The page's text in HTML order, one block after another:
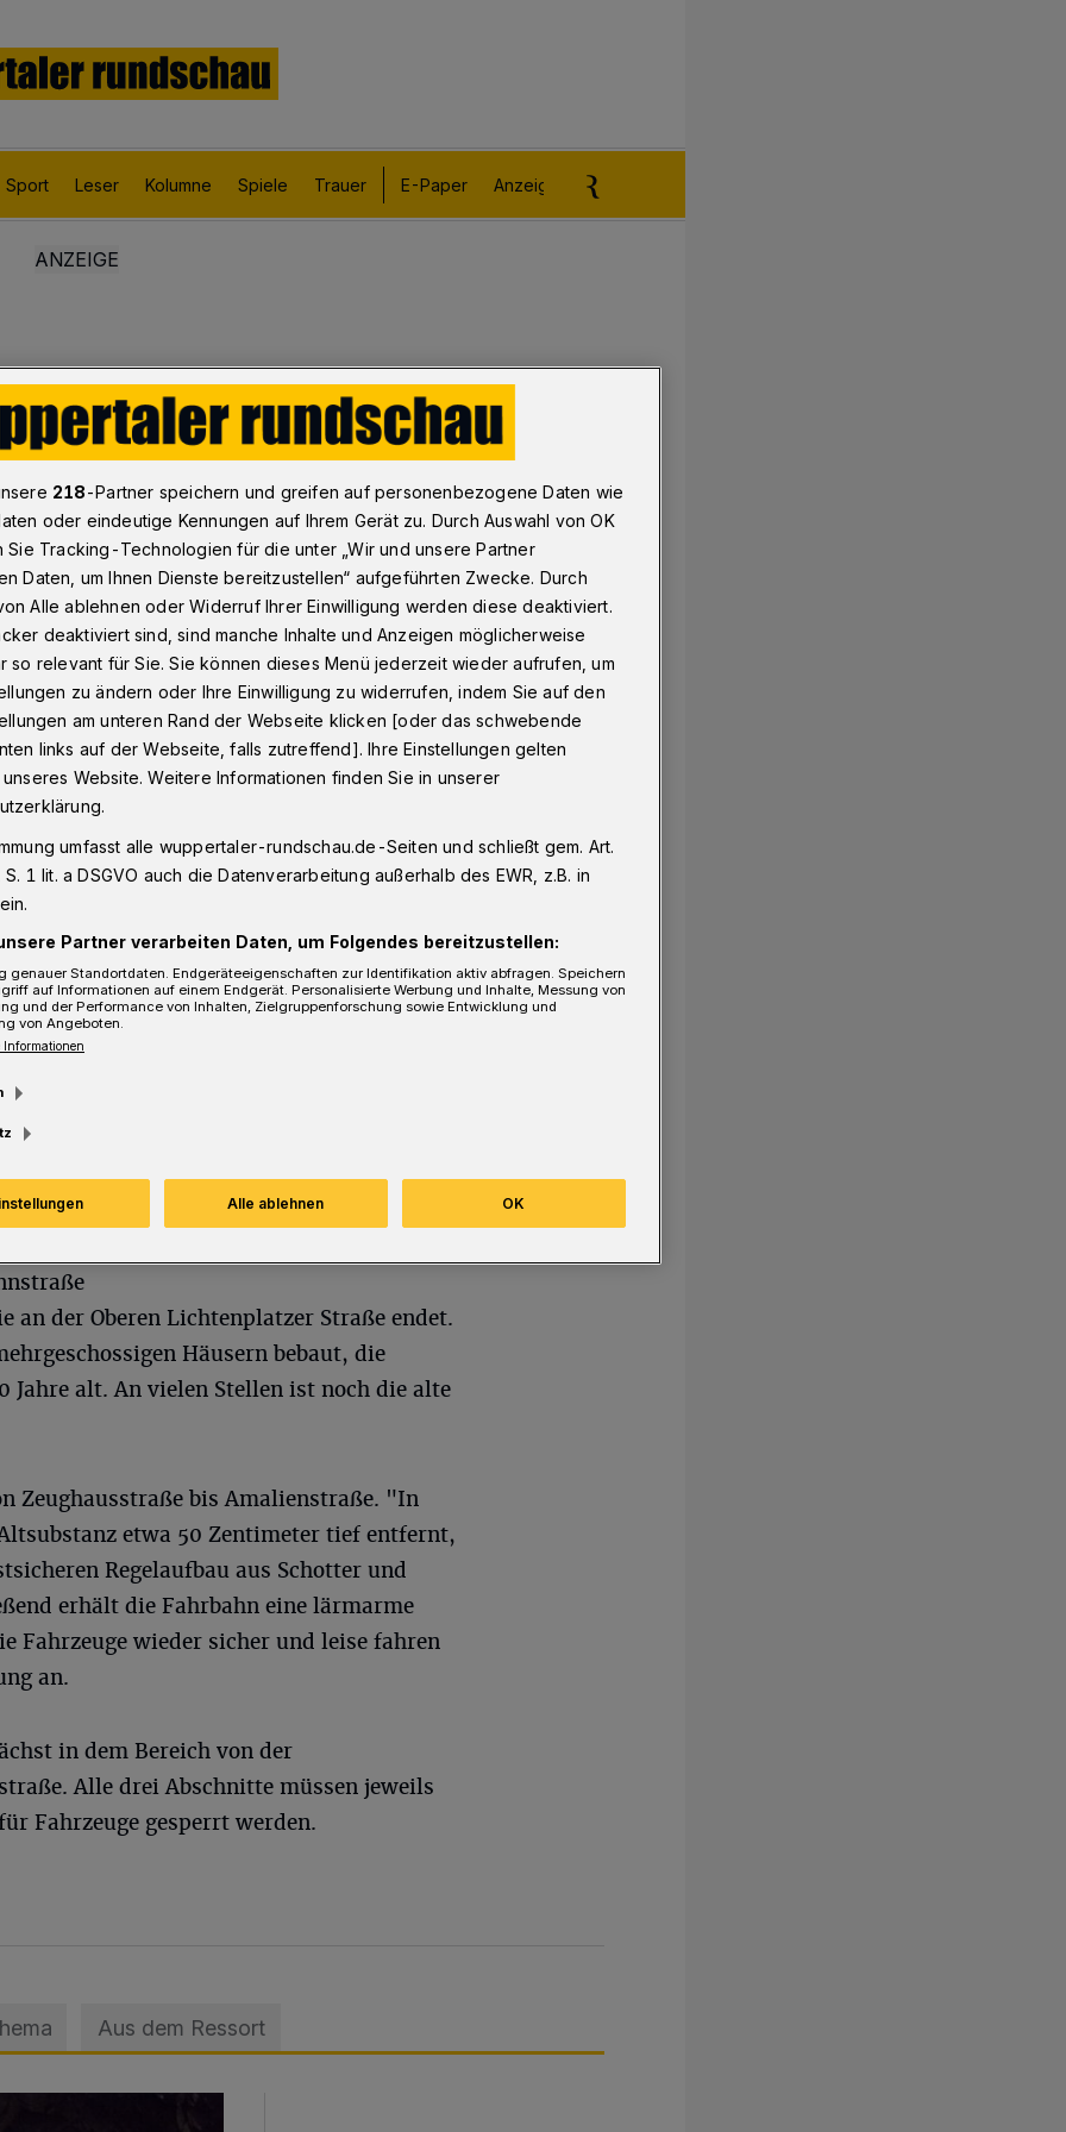
Sport Leser Kolumne Spiele Trauer E-Paper Anzeigen aufgeben
in Barmen
Dickmannstraße wird ab Montag (13.
Kosten belaufen sich auf 200.000
einem städtischen Eigenanteil
an der Oberen Lichtenplatzer Straße endet.
Häusern bebaut, die
Jahre alt. An vielen Stellen ist noch die alte
Zeughausstraße bis Amalienstraße. "In
etwa 50 Zentimeter tief entfernt,
Regelaufbau aus Schotter und
erhält die Fahrbahn eine lärmarme
Fahrzeuge wieder sicher und leise fahren
an.
in dem Bereich von der
Alle drei Abschnitte müssen jeweils
Fahrzeuge gesperrt werden.
Aus dem Ressort
218-Partner speichern und greifen auf personenbezogene Daten wie
oder eindeutige Kennungen auf Ihrem Gerät zu. Durch Auswahl von OK
Sie Tracking-Technologien für die unter „Wir und unsere Partner
Daten, um Ihnen Dienste bereitzustellen“ aufgeführten Zwecke. Durch
Alle ablehnen oder Widerruf Ihrer Einwilligung werden diese deaktiviert.
deaktiviert sind, sind manche Inhalte und Anzeigen möglicherweise
so relevant für Sie. Sie können dieses Menü jederzeit wieder aufrufen, um
zu ändern oder Ihre Einwilligung zu widerrufen, indem Sie auf den
am unteren Rand der Webseite klicken [oder das schwebende
links auf der Webseite, falls zutreffend]. Ihre Einstellungen gelten
Website. Weitere Informationen finden Sie in unserer
umfasst alle wuppertaler-rundschau.de-Seiten und schließt gem. Art.
1 lit. a DSGVO auch die Datenverarbeitung außerhalb des EWR, z.B. in
Partner verarbeiten Daten, um Folgendes bereitzustellen:
genauer Standortdaten. Endgeräteeigenschaften zur Identifikation aktiv abfragen. Speichern
auf Informationen auf einem Endgerät. Personalisierte Werbung und Inhalte, Messung von
und der Performance von Inhalten, Zielgruppenforschung sowie Entwicklung und
von Angeboten.
Alle ablehnen OK